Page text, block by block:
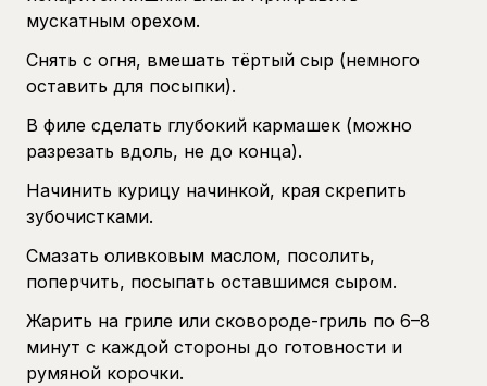
мускатным орехом.
Снять с огня, вмешать тёртый сыр (немного
оставить для посыпки).
В филе сделать глубокий кармашек (можно
разрезать вдоль, не до конца).
Начинить курицу начинкой, края скрепить
зубочистками.
Смазать оливковым маслом, посолить,
поперчить, посыпать оставшимся сыром.
Жарить на гриле или сковороде-гриль по 6–8
минут с каждой стороны до готовности и
румяной корочки.